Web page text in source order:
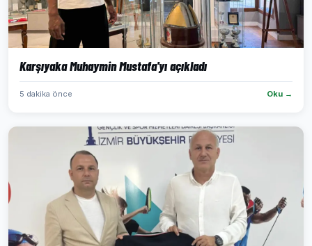
Karşıyaka Muhaymin Mustafa'yı açıkladı
5 dakika önce Oku →